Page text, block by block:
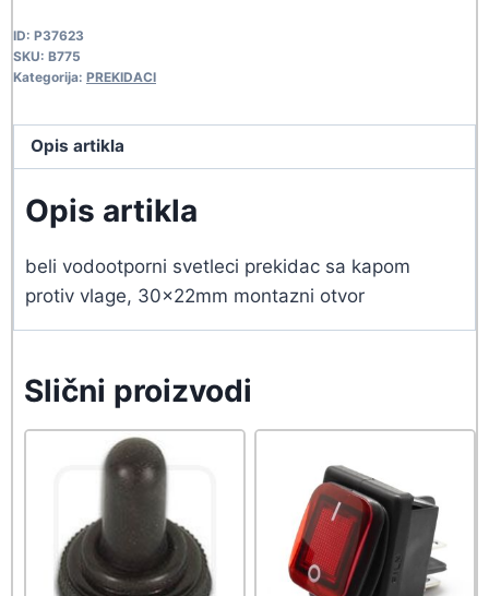
B775
quantity
ID: P37623
SKU: B775
Kategorija: PREKIDACI
Opis artikla
Opis artikla
beli vodootporni svetleci prekidac sa kapom
protiv vlage, 30x22mm montazni otvor
Slični proizvodi